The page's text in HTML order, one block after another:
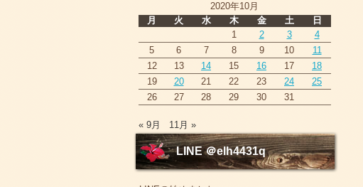
2020年10月
月
火 水 木 金 土
日
1
2 3
4
5
6 7 8 9 10
11
12
13 14 15 16 17
18
19
20 21 22 23 24
25
26
27 28 29 30 31
« 9月 11月 »
LINE ＠elh4431q